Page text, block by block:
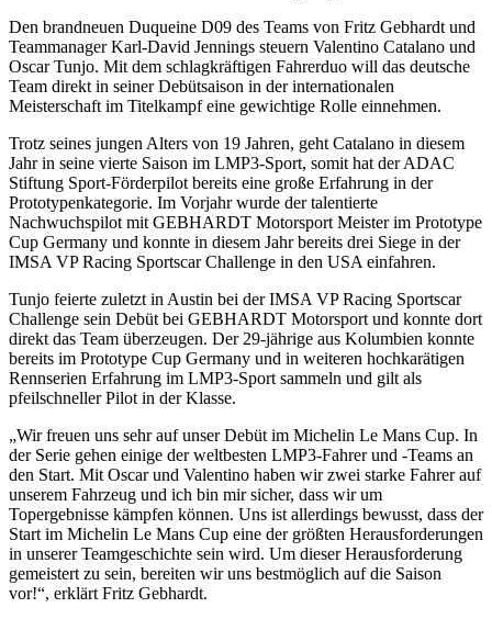
Den brandneuen Duqueine D09 des Teams von Fritz Gebhardt und
Teammanager Karl-David Jennings steuern Valentino Catalano und
Oscar Tunjo. Mit dem schlagkräftigen Fahrerduo will das deutsche
Team direkt in seiner Debütsaison in der internationalen
Meisterschaft im Titelkampf eine gewichtige Rolle einnehmen.
Trotz seines jungen Alters von 19 Jahren, geht Catalano in diesem
Jahr in seine vierte Saison im LMP3-Sport, somit hat der ADAC
Stiftung Sport-Förderpilot bereits eine große Erfahrung in der
Prototypenkategorie. Im Vorjahr wurde der talentierte
Nachwuchspilot mit GEBHARDT Motorsport Meister im Prototype
Cup Germany und konnte in diesem Jahr bereits drei Siege in der
IMSA VP Racing Sportscar Challenge in den USA einfahren.
Tunjo feierte zuletzt in Austin bei der IMSA VP Racing Sportscar
Challenge sein Debüt bei GEBHARDT Motorsport und konnte dort
direkt das Team überzeugen. Der 29-jährige aus Kolumbien konnte
bereits im Prototype Cup Germany und in weiteren hochkarätigen
Rennserien Erfahrung im LMP3-Sport sammeln und gilt als
pfeilschneller Pilot in der Klasse.
„Wir freuen uns sehr auf unser Debüt im Michelin Le Mans Cup. In
der Serie gehen einige der weltbesten LMP3-Fahrer und -Teams an
den Start. Mit Oscar und Valentino haben wir zwei starke Fahrer auf
unserem Fahrzeug und ich bin mir sicher, dass wir um
Topergebnisse kämpfen können. Uns ist allerdings bewusst, dass der
Start im Michelin Le Mans Cup eine der größten Herausforderungen
in unserer Teamgeschichte sein wird. Um dieser Herausforderung
gemeistert zu sein, bereiten wir uns bestmöglich auf die Saison
vor!“, erklärt Fritz Gebhardt.